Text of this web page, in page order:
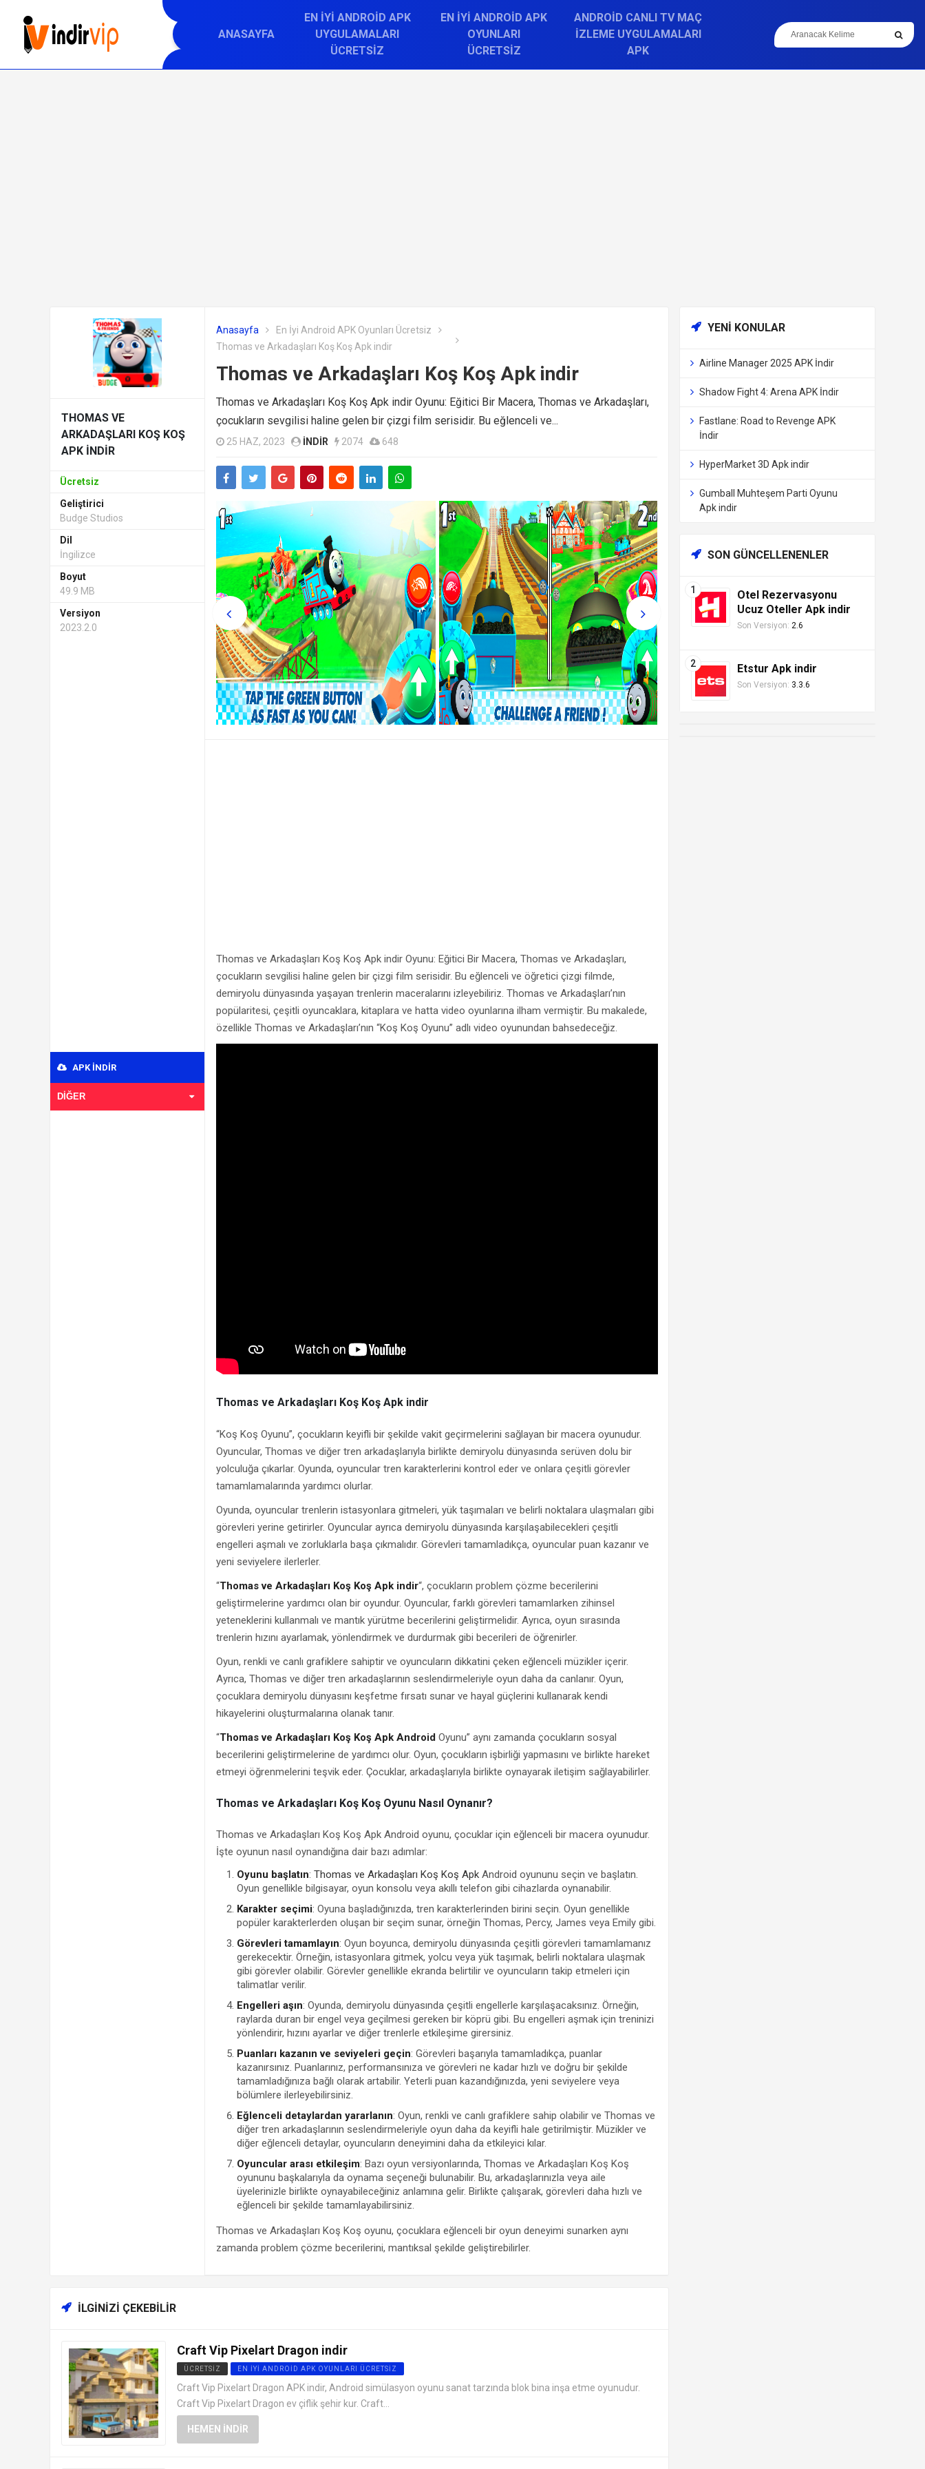
ANASAYFA
EN İYI ANDROID APK
UYGULAMALARI
ÜCRETSIZ
EN İYI ANDROID APK
OYUNLARI
ÜCRETSIZ
ANDROID CANLI TV MAÇ
İZLEME UYGULAMALARI
APK
THOMAS VE
ARKADAŞLARI KOŞ KOŞ
APK INDIR
Ücretsiz
Geliştirici
Budge Studios
Dil
İngilizce
Boyut
49.9 MB
Versiyon
2023.2.0
APK INDIR
DIĞER
Anasayfa
En İyi Android APK Oyunları Ücretsiz
Thomas ve Arkadaşları Koş Koş Apk indir
Thomas ve Arkadaşları Koş Koş Apk indir
Thomas ve Arkadaşları Koş Koş Apk indir Oyunu: Eğitici Bir Macera, Thomas ve Arkadaşları,
çocukların sevgilisi haline gelen bir çizgi film serisidir. Bu eğlenceli ve...
25 HAZ, 2023 INDIR 2074 648
Thomas ve Arkadaşları Koş Koş Apk indir Oyunu: Eğitici Bir Macera, Thomas ve Arkadaşları,
çocukların sevgilisi haline gelen bir çizgi film serisidir. Bu eğlenceli ve öğretici çizgi filmde,
demiryolu dünyasında yaşayan trenlerin maceralarını izleyebiliriz. Thomas ve Arkadaşları’nın
popülaritesi, çeşitli oyuncaklara, kitaplara ve hatta video oyunlarına ilham vermiştir. Bu makalede,
özellikle Thomas ve Arkadaşları’nın “Koş Koş Oyunu” adlı video oyunundan bahsedeceğiz.
Thomas ve Arkadaşları Koş Koş Apk indir
“Koş Koş Oyunu”, çocukların keyifli bir şekilde vakit geçirmelerini sağlayan bir macera oyunudur.
Oyuncular, Thomas ve diğer tren arkadaşlarıyla birlikte demiryolu dünyasında serüven dolu bir
yolculuğa çıkarlar. Oyunda, oyuncular tren karakterlerini kontrol eder ve onlara çeşitli görevler
tamamlamalarında yardımcı olurlar.
Oyunda, oyuncular trenlerin istasyonlara gitmeleri, yük taşımaları ve belirli noktalara ulaşmaları gibi
görevleri yerine getirirler. Oyuncular ayrıca demiryolu dünyasında karşılaşabilecekleri çeşitli
engelleri aşmalı ve zorluklarla başa çıkmalıdır. Görevleri tamamladıkça, oyuncular puan kazanır ve
yeni seviyelere ilerlerler.
“Thomas ve Arkadaşları Koş Koş Apk indir“, çocukların problem çözme becerilerini
geliştirmelerine yardımcı olan bir oyundur. Oyuncular, farklı görevleri tamamlarken zihinsel
yeteneklerini kullanmalı ve mantık yürütme becerilerini geliştirmelidir. Ayrıca, oyun sırasında
trenlerin hızını ayarlamak, yönlendirmek ve durdurmak gibi becerileri de öğrenirler.
Oyun, renkli ve canlı grafiklere sahiptir ve oyuncuların dikkatini çeken eğlenceli müzikler içerir.
Ayrıca, Thomas ve diğer tren arkadaşlarının seslendirmeleriyle oyun daha da canlanır. Oyun,
çocuklara demiryolu dünyasını keşfetme fırsatı sunar ve hayal güçlerini kullanarak kendi
hikayelerini oluşturmalarına olanak tanır.
“Thomas ve Arkadaşları Koş Koş Apk AndroidOyunu” aynı zamanda çocukların sosyal
becerilerini geliştirmelerine de yardımcı olur. Oyun, çocukların işbirliği yapmasını ve birlikte hareket
etmeyi öğrenmelerini teşvik eder. Çocuklar, arkadaşlarıyla birlikte oynayarak iletişim sağlayabilirler.
Thomas ve Arkadaşları Koş Koş Oyunu Nasıl Oynanır?
Thomas ve Arkadaşları Koş Koş Apk Android oyunu, çocuklar için eğlenceli bir macera oyunudur.
İşte oyunun nasıl oynandığına dair bazı adımlar:
Oyunu başlatın: Thomas ve Arkadaşları Koş Koş ApkAndroid oyununu seçin ve başlatın.
Oyun genellikle bilgisayar, oyun konsolu veya akıllı telefon gibi cihazlarda oynanabilir.
Karakter seçimi: Oyuna başladığınızda, tren karakterlerinden birini seçin. Oyun genellikle
popüler karakterlerden oluşan bir seçim sunar, örneğin Thomas, Percy, James veya Emily gibi.
Görevleri tamamlayın: Oyun boyunca, demiryolu dünyasında çeşitli görevleri tamamlamanız
gerekecektir. Örneğin, istasyonlara gitmek, yolcu veya yük taşımak, belirli noktalara ulaşmak
gibi görevler olabilir. Görevler genellikle ekranda belirtilir ve oyuncuların takip etmeleri için
talimatlar verilir.
Engelleri aşın: Oyunda, demiryolu dünyasında çeşitli engellerle karşılaşacaksınız. Örneğin,
raylarda duran bir engel veya geçilmesi gereken bir köprü gibi. Bu engelleri aşmak için treninizi
yönlendirir, hızını ayarlar ve diğer trenlerle etkileşime girersiniz.
Puanları kazanın ve seviyeleri geçin: Görevleri başarıyla tamamladıkça, puanlar
kazanırsınız. Puanlarınız, performansınıza ve görevleri ne kadar hızlı ve doğru bir şekilde
tamamladığınıza bağlı olarak artabilir. Yeterli puan kazandığınızda, yeni seviyelere veya
bölümlere ilerleyebilirsiniz.
Eğlenceli detaylardan yararlanın: Oyun, renkli ve canlı grafiklere sahip olabilir ve Thomas ve
diğer tren arkadaşlarının seslendirmeleriyle oyun daha da keyifli hale getirilmiştir. Müzikler ve
diğer eğlenceli detaylar, oyuncuların deneyimini daha da etkileyici kılar.
Oyuncular arası etkileşim: Bazı oyun versiyonlarında, Thomas ve Arkadaşları Koş Koş
oyununu başkalarıyla da oynama seçeneği bulunabilir. Bu, arkadaşlarınızla veya aile
üyelerinizle birlikte oynayabileceğiniz anlamına gelir. Birlikte çalışarak, görevleri daha hızlı ve
eğlenceli bir şekilde tamamlayabilirsiniz.
Thomas ve Arkadaşları Koş Koş oyunu, çocuklara eğlenceli bir oyun deneyimi sunarken aynı
zamanda problem çözme becerilerini, mantıksal şekilde geliştirebilirler.
İLGINIZI ÇEKEBILIR
Craft Vip Pixelart Dragon indir
ÜCRETSIZ EN İYI ANDROID APK OYUNLARI ÜCRETSIZ
Craft Vip Pixelart Dragon APK indir, Android simülasyon oyunu sanat tarzında blok bina inşa etme oyunudur.
Craft Vip Pixelart Dragon ev çiflik şehir kur. Craft...
HEMEN İNDIR
YENI KONULAR
Airline Manager 2025 APK İndir
Shadow Fight 4: Arena APK İndir
Fastlane: Road to Revenge APK
İndir
HyperMarket 3D Apk indir
Gumball Muhteşem Parti Oyunu
Apk indir
SON GÜNCELLENENLER
Otel Rezervasyonu
Ucuz Oteller Apk indir
Son Versiyon: 2.6
Etstur Apk indir
Son Versiyon: 3.3.6